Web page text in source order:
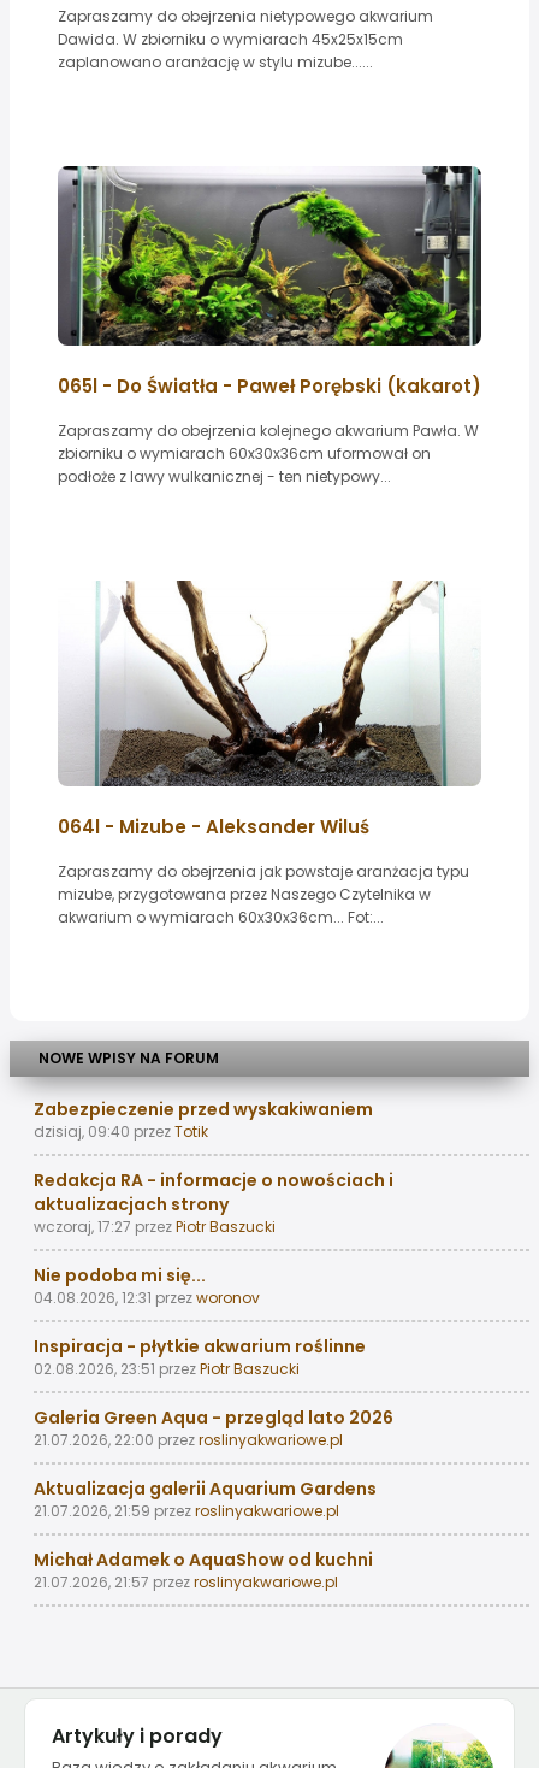
Zapraszamy do obejrzenia nietypowego akwarium
Dawida. W zbiorniku o wymiarach 45x25x15cm
zaplanowano aranżację w stylu mizube......
065l - Do Światła - Paweł Porębski (kakarot)
Zapraszamy do obejrzenia kolejnego akwarium Pawła. W
zbiorniku o wymiarach 60x30x36cm uformował on
podłoże z lawy wulkanicznej - ten nietypowy...
064l - Mizube - Aleksander Wiluś
Zapraszamy do obejrzenia jak powstaje aranżacja typu
mizube, przygotowana przez Naszego Czytelnika w
akwarium o wymiarach 60x30x36cm... Fot:...
NOWE WPISY NA FORUM
Zabezpieczenie przed wyskakiwaniem
dzisiaj, 09:40 przezTotik
Redakcja RA - informacje o nowościach i
aktualizacjach strony
wczoraj, 17:27 przezPiotr Baszucki
Nie podoba mi się...
04.08.2026, 12:31 przezworonov
Inspiracja - płytkie akwarium roślinne
02.08.2026, 23:51 przezPiotr Baszucki
Galeria Green Aqua - przegląd lato 2026
21.07.2026, 22:00 przezroslinyakwariowe.pl
Aktualizacja galerii Aquarium Gardens
21.07.2026, 21:59 przezroslinyakwariowe.pl
Michał Adamek o AquaShow od kuchni
21.07.2026, 21:57 przezroslinyakwariowe.pl
Artykuły i porady